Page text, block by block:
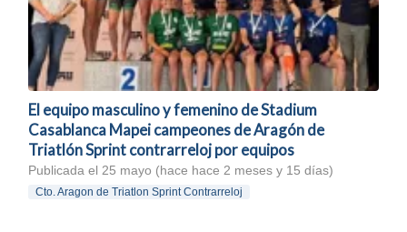
El equipo masculino y femenino de Stadium
Casablanca Mapei campeones de Aragón de
Triatlón Sprint contrarreloj por equipos
Publicada el 25 mayo (hace hace 2 meses y 15 días)
Cto. Aragon de Triatlon Sprint Contrarreloj